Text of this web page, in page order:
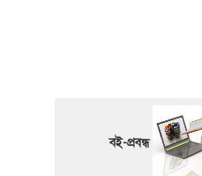
বই-প্রবন্ধ